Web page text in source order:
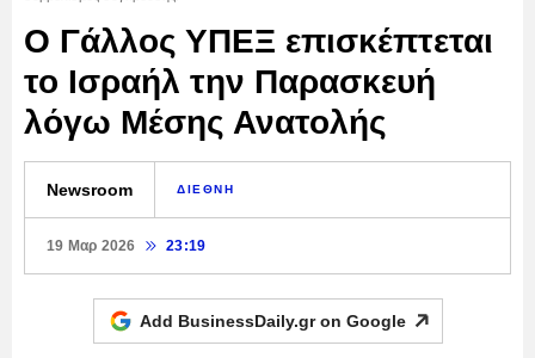
Ο Γάλλος ΥΠΕΞ επισκέπτεται
το Ισραήλ την Παρασκευή
λόγω Μέσης Ανατολής
Newsroom ΔΙΕΘΝΗ
19 Μαρ 2026 23:19
Add BusinessDaily.gr on Google